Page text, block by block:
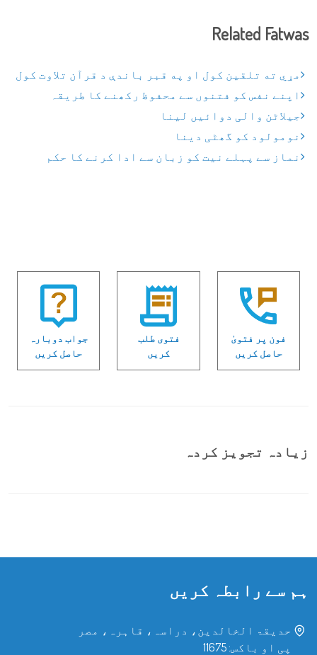
Related Fatwas
مړي ته تلقين کول او په قبر باندې د قرآن تلاوت کول
اپنے نفس کو فتنوں سے محفوظ رکھنے کا طریقہ
جیلاٹن والی دوائیں لینا
نومولود کو گھٹی دینا
نماز سے پہلے نیت کو زبان سے ادا کرنے کا حکم
فون پر فتویٰ
حاصل کریں
فتوی طلب
کریں
جواب دوبارہ
حاصل کریں
زیادہ تجویز کردہ
ہم سے رابطہ کریں
حدیقۃ الخالدین، دراسہ، قاہرہ، مصر
پی او باکس: 11675